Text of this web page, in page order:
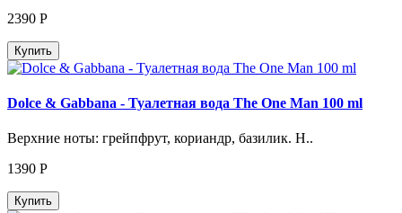
2390 Р
Купить
Dolce & Gabbana - Туалетная вода The One Man 100 ml
Верхние ноты: грейпфрут, кориандр, базилик. Н..
1390 Р
Купить